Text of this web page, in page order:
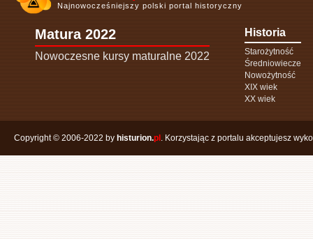
Najnowocześniejszy polski portal historyczny
Matura 2022
Nowoczesne kursy maturalne 2022
Historia
Starożytność
Średniowiecze
Nowożytność
XIX wiek
XX wiek
Copyright © 2006-2022 by histurion.pl . Korzystając z portalu akceptujesz